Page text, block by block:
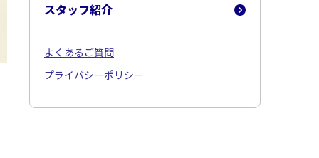
スタッフ紹介
よくあるご質問
プライバシーポリシー